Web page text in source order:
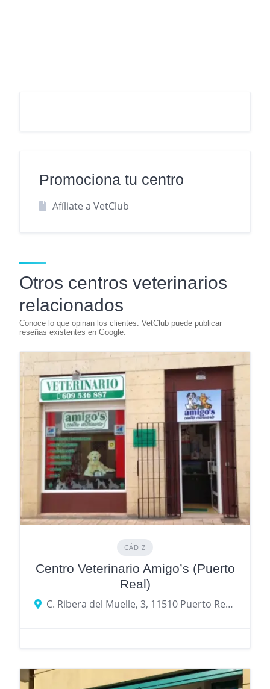
Promociona tu centro
Afíliate a VetClub
Otros centros veterinarios
relacionados
CÁDIZ
Centro Veterinario Amigo’s (Puerto
Real)
C. Ribera del Muelle, 3, 11510 Puerto Real, Cádiz